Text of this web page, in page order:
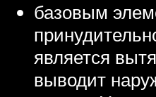
базовым
является
выводит